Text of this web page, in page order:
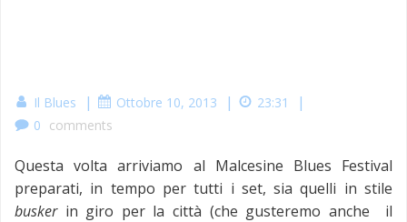
Il Blues | Ottobre 10, 2013 | 23:31 |
0 comments
Questa volta arriviamo al Malcesine Blues Festival
preparati, in tempo per tutti i set, sia quelli in stile
buskerin giro per la città (che gusteremo anche il